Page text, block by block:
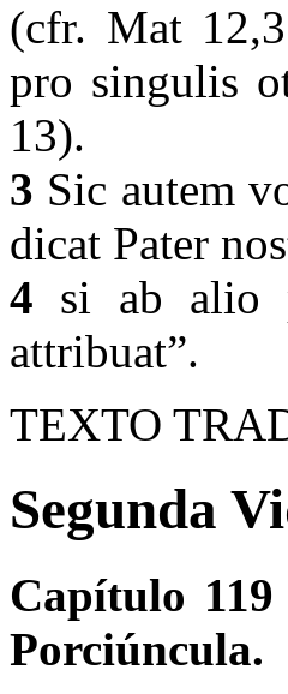
(cfr. Mat
pro singulis
13).
3 Sic autem
dicat Pater
4 si ab alio
attribuat”.
TEXTO
Segunda
Capítulo
Porciúncula.